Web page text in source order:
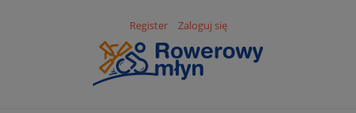
Register Zaloguj się